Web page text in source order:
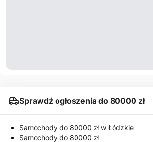
Sprawdź ogłoszenia do 80000 zł
Samochody do 80000 zł w Łódzkie
Samochody do 80000 zł